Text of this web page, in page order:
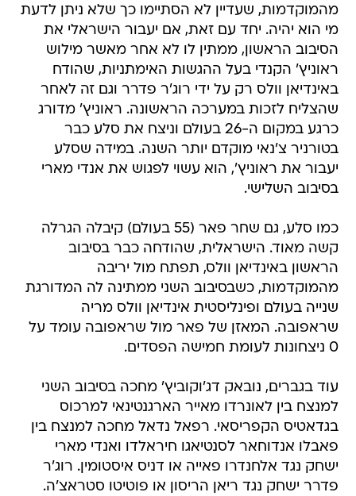
מהמוקדמות, שעדיין לא הסתיימו כך שלא ניתן לדעת
מי הוא יהיה. יחד עם זאת, אם יעבור הישראלי את
הסיבוב הראשון, ממתין לו לא אחר מאשר מילוש
ראוניץ' הקנדי בעל ההגשות האימתניות, שהודח
באינדיאן וולס רק על ידי רוג'ר פדרר וגם זה לאחר
שהצליח לזכות במערכה הראשונה. ראוניץ' מדורג
כרגע במקום ה-26 בעולם וניצח את סלע כבר
בטורניר צ'נאי מוקדם יותר השנה. במידה שסלע
יעבור את ראוניץ', הוא עשוי לפגוש את אנדי מארי
בסיבוב השלישי.
כמו סלע, גם שחר פאר (55 בעולם) קיבלה הגרלה
קשה מאוד. הישראלית, שהודחה כבר בסיבוב
הראשון באינדיאן וולס, תפתח מול יריבה
מהמוקדמות, כשבסיבוב השני ממתינה לה המדורגת
שנייה בעולם ופינליסטית אינדיאן וולס מריה
שראפובה. המאזן של פאר מול שראפובה עומד על
0 ניצחונות לעומת חמישה הפסדים.
עוד בגברים, נובאק דג'וקוביץ' מחכה בסיבוב השני
למנצח בין לאונרדו מאייר הארגנטינאי למרכוס
בגדאטיס הקפריסאי. רפאל נדאל מחכה למנצח בין
פאבלו אנדוחאר לסנטיאגו חיראלדו ואנדי מארי
ישחק נגד אלחנדרו פאייה או דניס איסטומין. רוג'ר
פדרר ישחק נגד ריאן הריסון או פוטיטו סטראצ'ה.